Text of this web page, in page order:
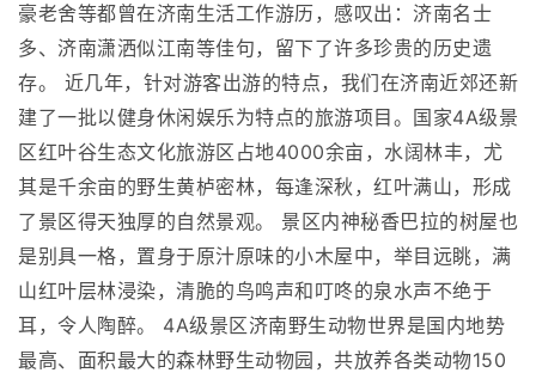
豪老舍等都曾在济南生活工作游历，感叹出：济南名士
多、济南潇洒似江南等佳句，留下了许多珍贵的历史遗
存。 近几年，针对游客出游的特点，我们在济南近郊还新
建了一批以健身休闲娱乐为特点的旅游项目。国家4A级景
区红叶谷生态文化旅游区占地4000余亩，水阔林丰，尤
其是千余亩的野生黄栌密林，每逢深秋，红叶满山，形成
了景区得天独厚的自然景观。 景区内神秘香巴拉的树屋也
是别具一格，置身于原汁原味的小木屋中，举目远眺，满
山红叶层林浸染，清脆的鸟鸣声和叮咚的泉水声不绝于
耳，令人陶醉。 4A级景区济南野生动物世界是国内地势
最高、面积最大的森林野生动物园，共放养各类动物150